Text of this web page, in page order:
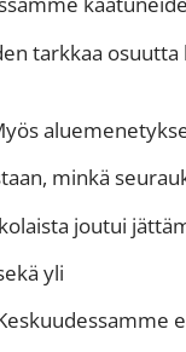
tarkkaa
minkä
joutui
yli